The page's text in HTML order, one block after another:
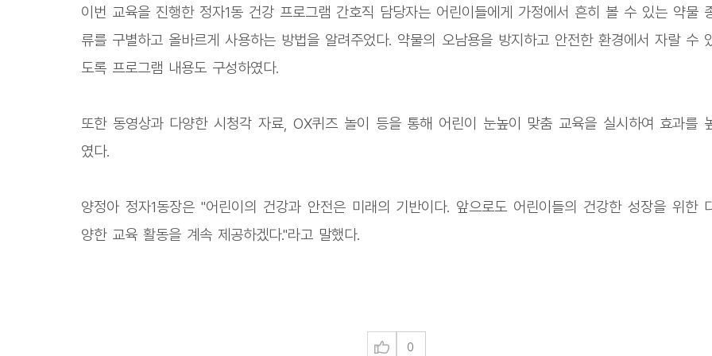
이번 교육을 진행한 정자1동 건강 프로그램 간호직 담당자는 어린이들에게 가정에서 흔히 볼 수 있는 약물
류를 구별하고 올바르게 사용하는 방법을 알려주었다. 약물의 오남용을 방지하고 안전한 환경에서 자랄 수
도록 프로그램 내용도 구성하였다.
또한 동영상과 다양한 시청각 자료, OX퀴즈 놀이 등을 통해 어린이 눈높이 맞춤 교육을 실시하여 효과를
였다.
양정아 정자1동장은 "어린이의 건강과 안전은 미래의 기반이다. 앞으로도 어린이들의 건강한 성장을 위한
양한 교육 활동을 계속 제공하겠다."라고 말했다.
0